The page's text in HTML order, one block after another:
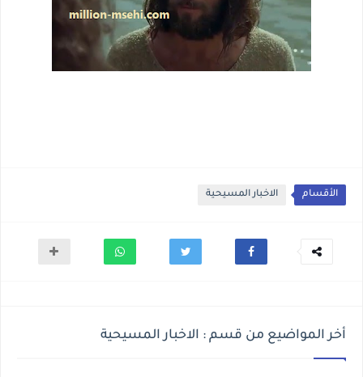
الأقسام الاخبار المسيحية
أخر المواضيع من قسم : الاخبار المسيحية